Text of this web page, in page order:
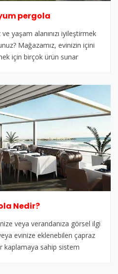
pergola
yaşam alanınızı iyileştirmek
Mağazamız, evinizin içini
için birçok ürün sunar
Nedir?
veya verandanıza görsel ilgi
evinize eklenebilen çapraz
kaplamaya sahip sistem